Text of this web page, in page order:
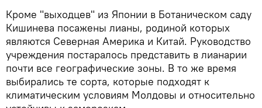
Кроме "выходцев" из Японии в Ботаническом саду
Кишинева посажены лианы, родиной которых
являются Северная Америка и Китай. Руководство
учреждения постаралось представить в лианарии
почти все географические зоны. В то же время
выбирались те сорта, которые подходят к
климатическим условиям Молдовы и относительно